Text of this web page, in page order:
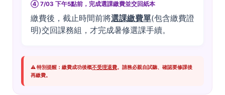
④ 7/03 下午5點前，完成選課繳費並交回紙本
繳費後，截止時間前將選課繳費單(包含繳費證
明)交回課務組，才完成暑修選課手續。
⚠️ 特別提醒：繳費成功後概不受理退費。請務必親自試聽、確認要修課後
再繳費。